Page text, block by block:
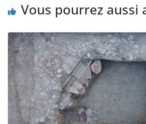
Vous pourrez aussi